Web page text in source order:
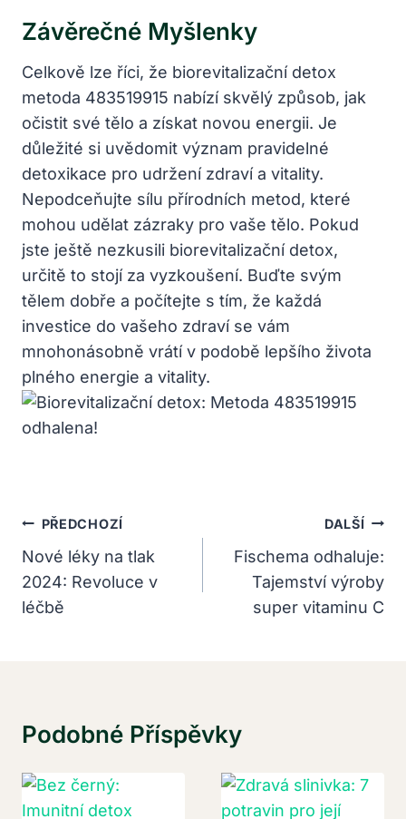
Závěrečné Myšlenky
Celkově lze říci, že biorevitalizační detox
metoda 483519915 nabízí skvělý způsob, jak
očistit své tělo a získat novou energii. Je
důležité si uvědomit význam pravidelné
detoxikace pro udržení zdraví a vitality.
Nepodceňujte sílu přírodních metod, které
mohou udělat zázraky pro vaše tělo. Pokud
jste ještě nezkusili biorevitalizační detox,
určitě to stojí za vyzkoušení. Buďte svým
tělem dobře a počítejte s tím, že každá
investice do vašeho zdraví se vám
mnohonásobně vrátí v podobě lepšího života
plného energie a vitality.
Navigace
Pro
Příspěvek
PŘEDCHOZÍ
Nové léky na tlak
2024: Revoluce v
léčbě
DALŠÍ
Fischema odhaluje:
Tajemství výroby
super vitaminu C
Podobné Příspěvky